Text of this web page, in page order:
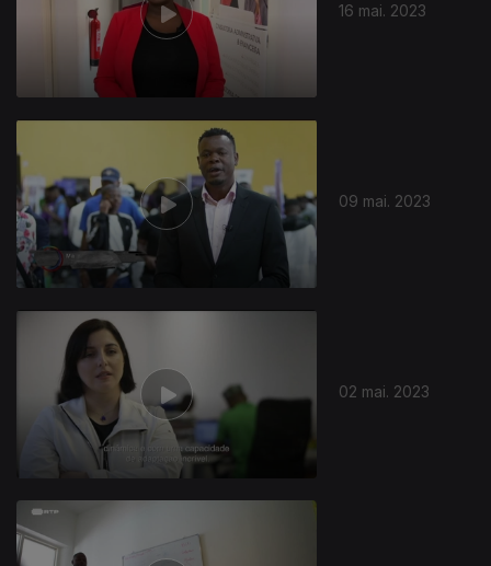
16 mai. 2023
09 mai. 2023
02 mai. 2023